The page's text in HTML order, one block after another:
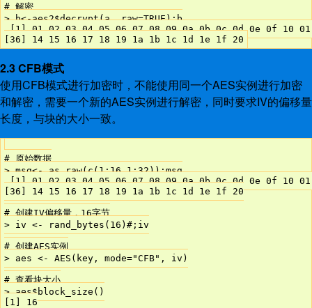
# 解密
> b<-aes2$decrypt(a, raw=TRUE);b
[1] 01 02 03 04 05 06 07 08 09 0a 0b 0c 0d 0e 0f 10
2.3 CFB模式
使用CFB模式进行加密时，不能使用同一个AES实例进行加密
和解密，需要一个新的AES实例进行解密，同时要求IV的偏移量
长度，与块的大小一致。
# 原始数据
> msg<- as.raw(c(1:16,1:32));msg
[1] 01 02 03 04 05 06 07 08 09 0a 0b 0c 0d 0e 0f 10
[36] 14 15 16 17 18 19 1a 1b 1c 1d 1e 1f 20
# 创建IV偏移量，16字节
> iv <- rand_bytes(16)#;iv
# 创建AES实例
> aes <- AES(key, mode="CFB", iv)
# 查看块大小
> aes$block_size()
[1] 16